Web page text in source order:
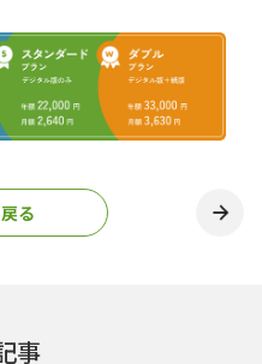
ている。
は10％程度、山側に働きか
を輸入することが難しくなっ
から輸入している2×4材（デ
には翳りが出ている。これま
壁工法構造用製材）の今年
る
事